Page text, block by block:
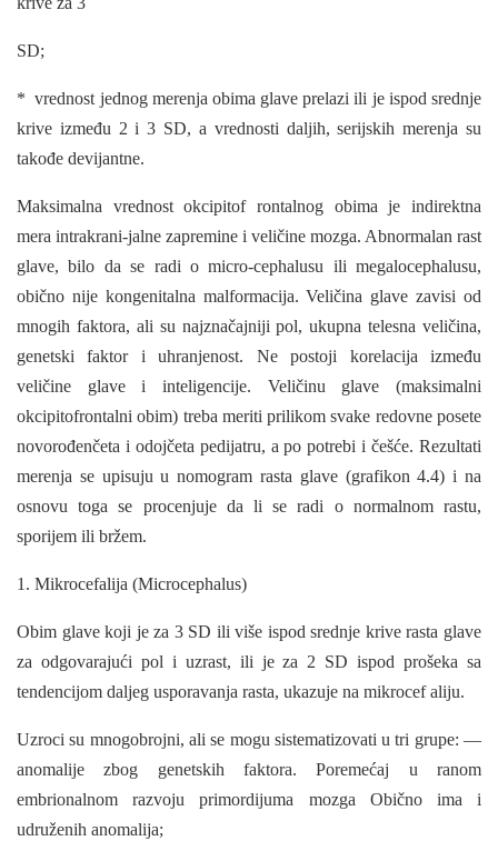
SD;
* vrednost jednog merenja obima glave prelazi ili je ispod srednje
krive između 2 i 3 SD, a vrednosti daljih, serijskih merenja su
takođe devijantne.
Maksimalna vrednost okcipitof rontalnog obima je indirektna
mera intrakrani-jalne zapremine i veličine mozga. Abnormalan rast
glave, bilo da se radi o micro-cephalusu ili megalocephalusu,
obično nije kongenitalna malformacija. Veličina glave zavisi od
mnogih faktora, ali su najznačajniji pol, ukupna telesna veličina,
genetski faktor i uhranjenost. Ne postoji korelacija između
veličine glave i inteligen­cije. Veličinu glave (maksimalni
okcipitofrontalni obim) treba meriti prilikom svake redovne posete
novorođenčeta i odojčeta pedijatru, a po potrebi i češće. Rezultati
merenja se upisuju u nomogram rasta glave (grafikon 4.4) i na
osnovu toga se procenjuje da li se radi o normalnom rastu,
sporijem ili bržem.
1. Mikrocefalija (Microcephalus)
Obim glave koji je za 3 SD ili više ispod srednje krive rasta glave
za odgovara­jući pol i uzrast, ili je za 2 SD ispod prošeka sa
tendencijom daljeg usporavanja rasta, ukazuje na mikrocef aliju.
Uzroci su mnogobrojni, ali se mogu sistematizovati u tri grupe: —
anomalije zbog genetskih faktora. Poremećaj u ranom
embrionalnom razvoju primordijuma mozga Obično ima i
udruženih anomalija;